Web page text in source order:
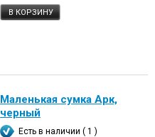
В КОРЗИНУ
Маленькая сумка Арк,
черный
Есть в наличии ( 1 )